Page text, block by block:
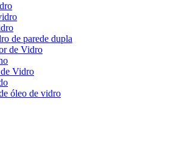
de parede dupla
de Vidro
Vidro
óleo de vidro